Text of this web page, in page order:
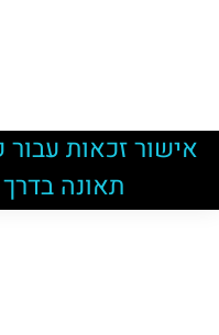
אישור זכאות
תאונה